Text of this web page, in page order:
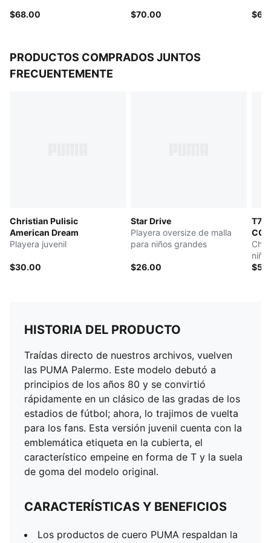
$68.00 $70.00
PRODUCTOS COMPRADOS JUNTOS
FRECUENTEMENTE
Christian Pulisic
American Dream
Playera juvenil
$30.00
Star Drive
Playera oversize de malla
para niños grandes
$26.00
T7
niño
HISTORIA DEL PRODUCTO
Traídas directo de nuestros archivos, vuelven
las PUMA Palermo. Este modelo debutó a
principios de los años 80 y se convirtió
rápidamente en un clásico de las gradas de los
estadios de fútbol; ahora, lo trajimos de vuelta
para los fans. Esta versión juvenil cuenta con la
emblemática etiqueta en la cubierta, el
característico empeine en forma de T y la suela
de goma del modelo original.
CARACTERÍSTICAS Y BENEFICIOS
Los productos de cuero PUMA respaldan la